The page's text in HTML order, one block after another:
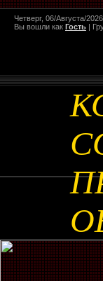
Четверг, 06/Августа/
Вы вошли как Гость |